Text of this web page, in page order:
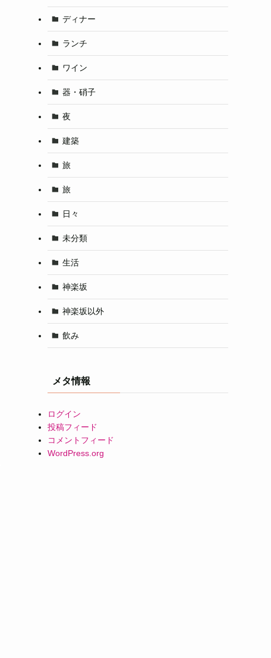
ディナー
ランチ
ワイン
器・硝子
夜
建築
旅
旅
日々
未分類
生活
神楽坂
神楽坂以外
飲み
メタ情報
ログイン
投稿フィード
コメントフィード
WordPress.org